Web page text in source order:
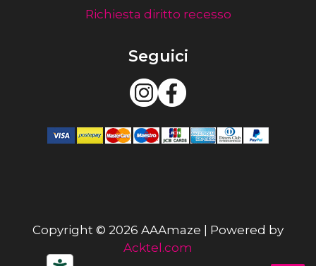
Richiesta diritto recesso
Seguici
Copyright © 2026 AAAmaze | Powered by
Acktel.com